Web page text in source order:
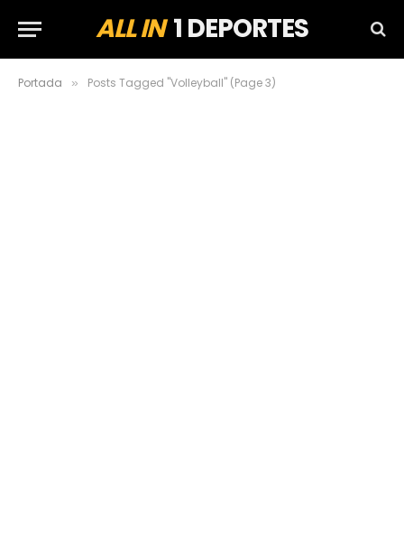
ALL IN1 DEPORTES
Portada » Posts Tagged "Volleyball" (Page 3)